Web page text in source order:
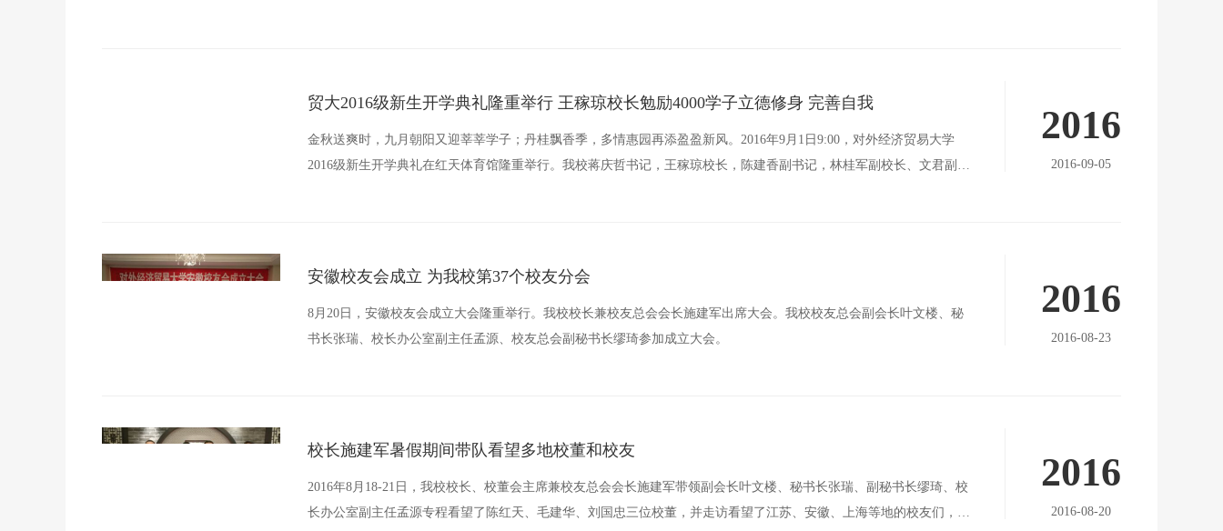
贸大2016级新生开学典礼隆重举行 王稼琼校长勉励4000学子立德修身 完善自我
金秋送爽时，九月朝阳又迎莘莘学子；丹桂飘香季，多情惠园再添盈盈新风。2016年9月1日9:00，对外经济贸易大学
2016级新生开学典礼在红天体育馆隆重举行。我校蒋庆哲书记，王稼琼校长，陈建香副书记，林桂军副校长、文君副书
2016
2016-09-05
安徽校友会成立 为我校第37个校友分会
8月20日，安徽校友会成立大会隆重举行。我校校长兼校友总会会长施建军出席大会。我校校友总会副会长叶文楼、秘
书长张瑞、校长办公室副主任孟源、校友总会副秘书长缪琦参加成立大会。
2016
2016-08-23
校长施建军暑假期间带队看望多地校董和校友
2016年8月18-21日，我校校长、校董会主席兼校友总会会长施建军带领副会长叶文楼、秘书长张瑞、副秘书长缪琦、校
长办公室副主任孟源专程看望了陈红天、毛建华、刘国忠三位校董，并走访看望了江苏、安徽、上海等地的校友们，代
2016
2016-08-20